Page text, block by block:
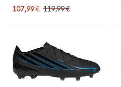
Enfants Blanc Mauve
107,99 € 119,99 €